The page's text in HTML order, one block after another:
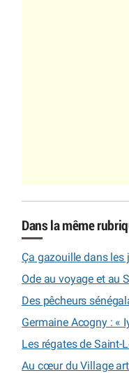
Dans la même
Ça gazouille dans les
Ode au voyage et au
Des pêcheurs
Germaine Acogny : «
Les régates de Saint-
Au cœur du Village